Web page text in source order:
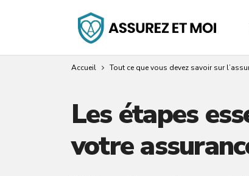
Accueil Tout ce que vous devez savoir sur
Les étapes
votre